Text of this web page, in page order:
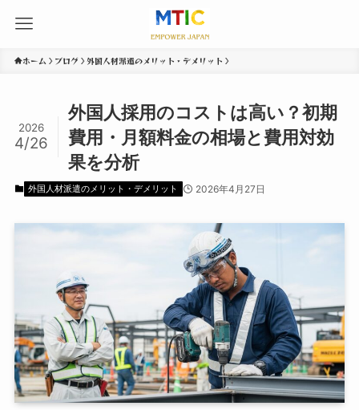
ホーム ブログ 外国人材派遣のメリット・デメリット
外国人採用のコストは高い？初期
費用・月額料金の相場と費用対効
果を分析
2026
4/26
外国人材派遣のメリット・デメリット 2026年4月27日